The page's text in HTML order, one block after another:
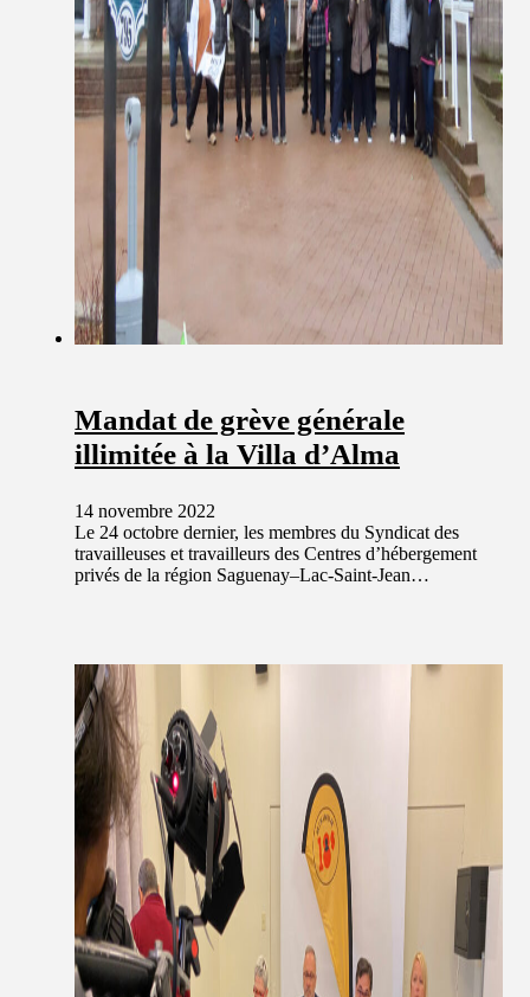
Mandat de grève générale
illimitée à la Villa d’Alma
14 novembre 2022
Le 24 octobre dernier, les membres du Syndicat des
travailleuses et travailleurs des Centres d’hébergement
privés de la région Saguenay–Lac-Saint-Jean…